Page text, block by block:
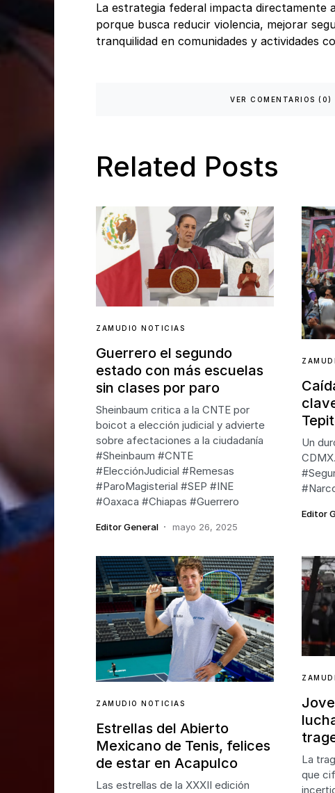
La estrategia federal impacta directamente
porque busca reducir violencia, mejorar
tranquilidad en comunidades y actividades
VER COMENTARIOS (0)
Related Posts
ZAMUDIO NOTICIAS
Guerrero el segundo
estado con más escuelas
sin clases por paro
Sheinbaum critica a la CNTE por
boicot a elección judicial y advierte
sobre afectaciones a la ciudadanía
#Sheinbaum #CNTE
#ElecciónJudicial #Remesas
#ParoMagisterial #SEP #INE
#Oaxaca #Chiapas #Guerrero
Editor General mayo 26, 2025
Un
Editor
ZAMUDIO NOTICIAS
Estrellas del Abierto
Mexicano de Tenis, felices
de estar en Acapulco
Las estrellas de la XXXII edición
La
que